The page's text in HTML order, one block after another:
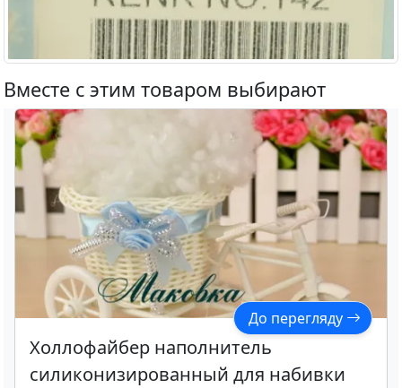
Вместе с этим товаром выбирают
До перегляду
Холлофайбер наполнитель
силиконизированный для набивки